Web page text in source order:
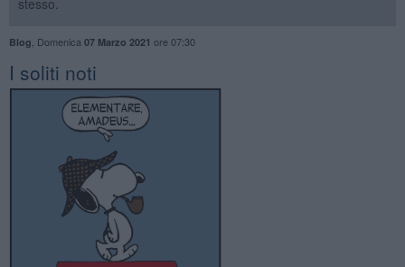
Blog Domenica 07 Marzo 2021 ore 07:30
​I soliti noti